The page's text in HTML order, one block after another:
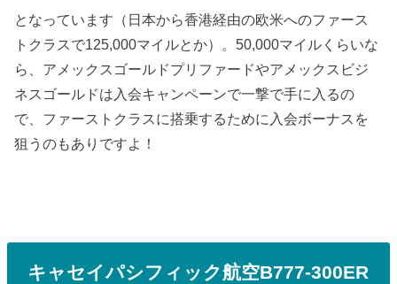
となっています（日本から香港経由の欧米へのファース
トクラスで125,000マイルとか）。50,000マイルくらいな
ら、アメックスゴールドプリファードやアメックスビジ
ネスゴールドは入会キャンペーンで一撃で手に入るの
で、ファーストクラスに搭乗するために入会ボーナスを
狙うのもありですよ！
キャセイパシフィック航空B777-300ER